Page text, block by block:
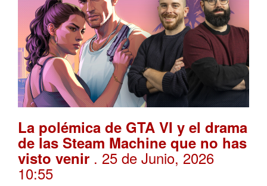
La polémica de GTA VI y el drama
de las Steam Machine que no has
visto venir . 25 de Junio, 2026
10:55